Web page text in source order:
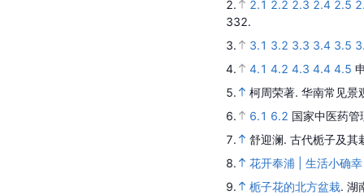
2.
2.1 2.2 2.3 2.4 2.5
332.
3.
3.1 3.2 3.3 3.4 3.5
4.
4.1 4.2 4.3 4.4 4.5
5.
柯周荣著. 华南常见景
6.
6.1 6.2 国家中医药
7.
舒迎澜. 古代栀子及其
8.
花开奉浦 | 生活小确
9.
栀子花的北方盆栽. 湖